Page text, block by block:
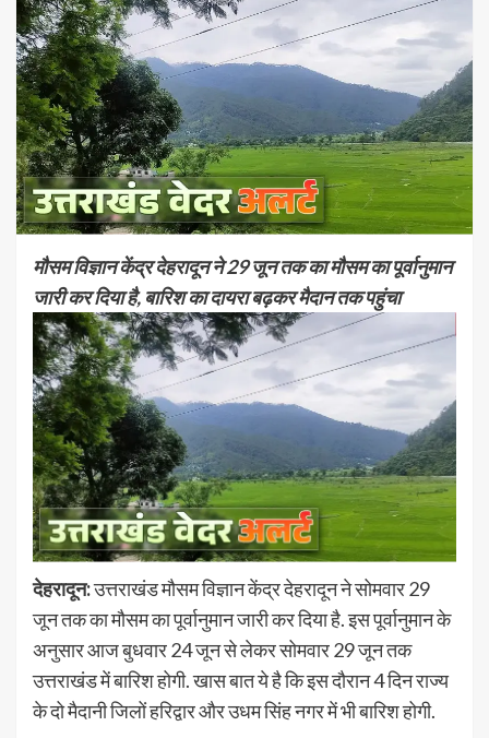
मौसम विज्ञान केंद्र देहरादून ने 29 जून तक का मौसम का पूर्वानुमान
जारी कर दिया है, बारिश का दायरा बढ़कर मैदान तक पहुंचा
देहरादून:उत्तराखंड मौसम विज्ञान केंद्र देहरादून ने सोमवार 29
जून तक का मौसम का पूर्वानुमान जारी कर दिया है. इस पूर्वानुमान के
अनुसार आज बुधवार 24 जून से लेकर सोमवार 29 जून तक
उत्तराखंड में बारिश होगी. खास बात ये है कि इस दौरान 4 दिन राज्य
के दो मैदानी जिलों हरिद्वार और उधम सिंह नगर में भी बारिश होगी.